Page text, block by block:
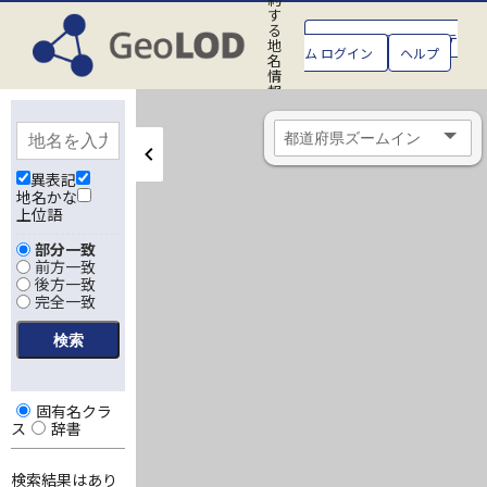
す
る
地
名
情
報
処
理
ス
テ
GeoLOD地名管理システ
ム ログイン ヘルプ
異表記
地名かな
上位語
部分一致
前方一致
後方一致
完全一致
固有名クラ
ス
辞書
検索結果はあり